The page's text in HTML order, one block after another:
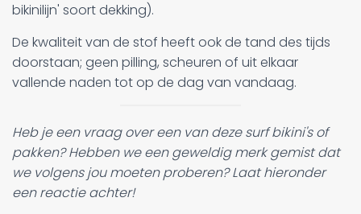
bikinilijn' soort dekking).
De kwaliteit van de stof heeft ook de tand des tijds
doorstaan; geen pilling, scheuren of uit elkaar
vallende naden tot op de dag van vandaag.
Heb je een vraag over een van deze surf bikini's of
pakken? Hebben we een geweldig merk gemist dat
we volgens jou moeten proberen? Laat hieronder
een reactie achter!